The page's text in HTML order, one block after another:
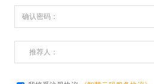
确认密码：
推荐人：